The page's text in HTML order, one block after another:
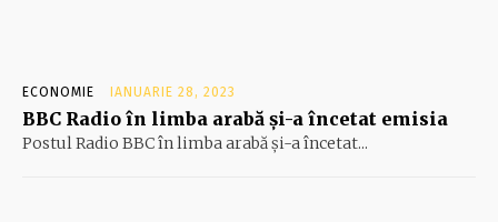
ECONOMIE IANUARIE 28, 2023
BBC Radio în limba arabă și-a încetat emisia
Postul Radio BBC în limba arabă și-a încetat...